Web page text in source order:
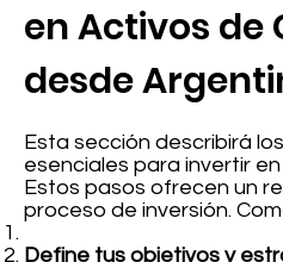
en Activos de
desde
Esta sección describirá
esenciales para invertir
Estos pasos ofrecen un
proceso de inversión.
Define tus objetivos y